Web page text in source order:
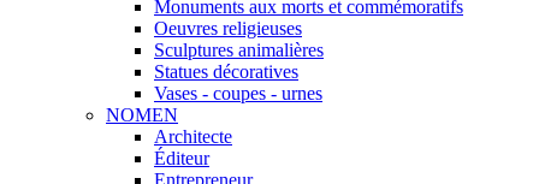
Monuments aux morts et commémoratifs
Oeuvres religieuses
Sculptures animalières
Statues décoratives
Vases - coupes - urnes
NOMEN
Architecte
Éditeur